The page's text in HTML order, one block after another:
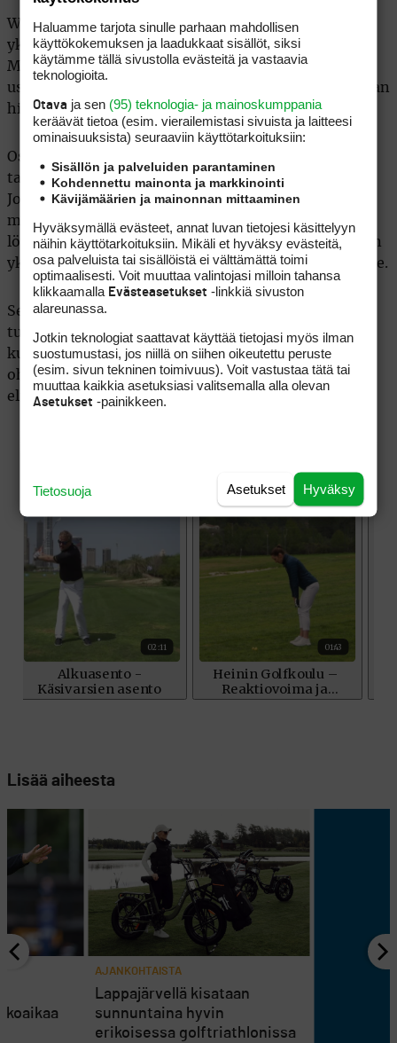
WiseGolfin asema on edelleen erittäin vahva, eikä
yksikään haastaja uhkaa sitä hetkeen vakavasti.
Markkinoilla on kuitenkin ensimmäistä kertaa
useampi uusi vaihtoehto, jotka rakentavat tuotteitaan
hieman erilaisista lähtökohdista.
Osa korostaa avoimia integraatioita. Osa haluaa
tarjota mahdollisimman kattavan palvelupaketin.
Jotkut hakevat kilpailuetua käytettävyydestä tai
monilajisesta ekosysteemistä. Yhteinen nimittäjä
löytyy kuitenkin NexGolfin jättämästä tyhjiöstä. Kun
yksi aikakausi päättyi, syntyi tilaisuus uusille tulijoille.
Se, mikä onnistuu aidosti haastamaan WiseGolfin
tulevina vuosina, on vielä avoin kysymys. Selvää
kuitenkin on, että suomalaisen golfalan
ohjelmistomarkkina näyttää huomattavasti
elinvoimaisemmalta kuin vielä vuosi sitten.
Lisää aiheesta
AJANKOHTAISTA
Lappajärvellä kisataan
sunnuntaina hyvin
erikoisessa golftriathlonissa
Haluamme tarjota sinulle parhaan mahdollisen
käyttökokemuksen ja laadukkaat sisällöt, siksi
käytämme tällä sivustolla evästeitä ja vastaavia
teknologioita.
Otava ja sen (95) teknologia- ja mainoskumppania
keräävät tietoa (esim. vierailemis­tasi sivuista ja laitteesi
ominaisuuk­sista) seuraaviin käyttötarkoituksiin:
Sisällön ja palveluiden parantaminen
Kohdennettu mainonta ja markkinointi
Kävijämäärien ja mainonnan mittaaminen
Hyväksymällä evästeet, annat luvan tietojesi käsittelyyn
näihin käyttötarkoituksiin. Mikäli et hyväksy evästeitä,
osa palveluista tai sisällöistä ei välttämättä toimi
optimaalisesti. Voit muuttaa valintojasi milloin tahansa
klikkaamalla Evästeasetukset -linkkiä sivuston
alareunassa.
Jotkin teknologiat saattavat käyttää tietojasi myös ilman
suostumustasi, jos niillä on siihen oikeutettu peruste
(esim. sivun tekninen toimivuus). Voit vastustaa tätä tai
muuttaa kaikkia asetuksiasi valitsemalla alla olevan
Asetukset -painikkeen.
Hyväksy
Asetukset
Tietosuoja